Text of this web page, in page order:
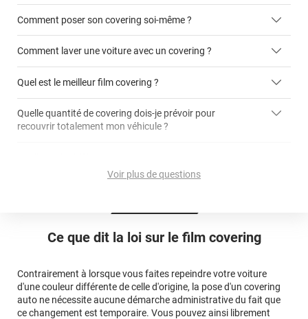
Ce que dit la loi sur le film covering
Contrairement à lorsque vous faites repeindre votre voiture
d'une couleur différente de celle d'origine, la pose d'un covering
auto ne nécessite aucune démarche administrative du fait que
ce changement est temporaire. Vous pouvez ainsi librement
covering 2D
Comment poser son covering soi-même ?
Comment laver une voiture avec un covering ?
Quel est le meilleur film covering ?
covering 2D
Quelle quantité de covering dois-je prévoir pour
recouvrir totalement mon véhicule ?
avant jusqu'au bas du parechoc arrière, en passant par le
Multipliez ce résultat par 3.
conseillers
commerciaux
pose
Le covering protège la peinture d'origine, pour la garder en
Le covering peut s'enlever à tout moment
Le covering revient moins cher
covering 3D
Voir plus de questions